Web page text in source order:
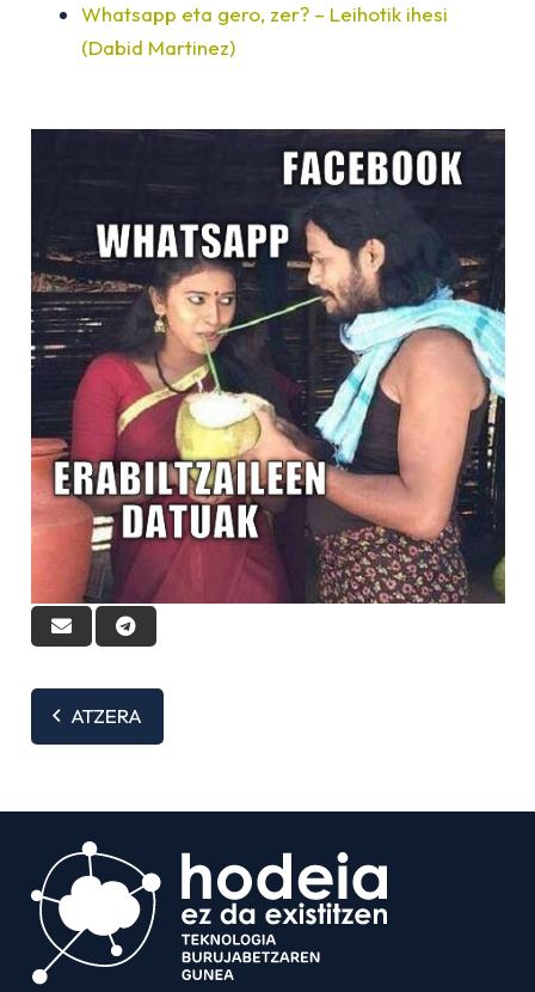
Whatsapp eta gero, zer? – Leihotik ihesi
(Dabid Martinez)
ATZERA